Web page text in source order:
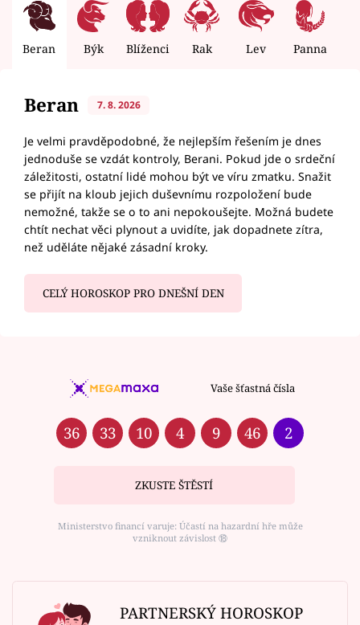
Beran Býk Blíženci Rak Lev Panna
Beran 7. 8. 2026
Je velmi pravděpodobné, že nejlepším řešením je dnes
jednoduše se vzdát kontroly, Berani. Pokud jde o srdeční
záležitosti, ostatní lidé mohou být ve víru zmatku. Snažit
se přijít na kloub jejich duševnímu rozpoložení bude
nemožné, takže se o to ani nepokoušejte. Možná budete
chtít nechat věci plynout a uvidíte, jak dopadnete zítra,
než uděláte nějaké zásadní kroky.
CELÝ HOROSKOP PRO DNEŠNÍ DEN
Vaše šťastná čísla
36 33 10 4 9 46 2
ZKUSTE ŠTĚSTÍ
Ministerstvo financí varuje: Účastí na hazardní hře může
vzniknout závislost ⑱
PARTNERSKÝ HOROSKOP